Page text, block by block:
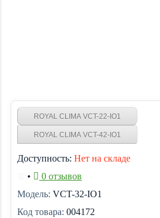
ROYAL CLIMA VCT-22-IO1
ROYAL CLIMA VCT-42-IO1
Доступность: Нет на складе
•
0 отзывов
Модель: VCT-32-IO1
Код товара: 004172